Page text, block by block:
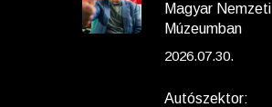
Magyar Nemzeti
Múzeumban
2026.07.30.
Autószektor: